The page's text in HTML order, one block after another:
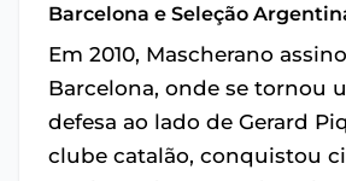
Barcelona e Seleção
Em 2010, Mascherano
Barcelona, onde se tornou
defesa ao lado de Gerard
clube catalão, conquistou